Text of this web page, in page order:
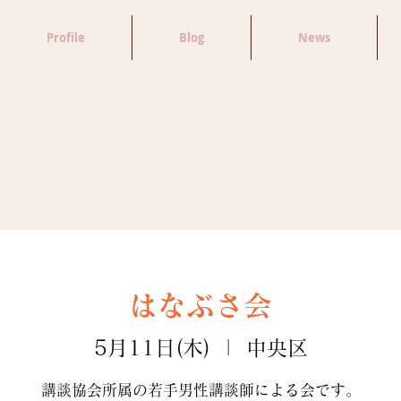
Profile Blog News
はなぶさ会
5月11日(木) 中央区
講談協会所属の若手男性講談師による会です。